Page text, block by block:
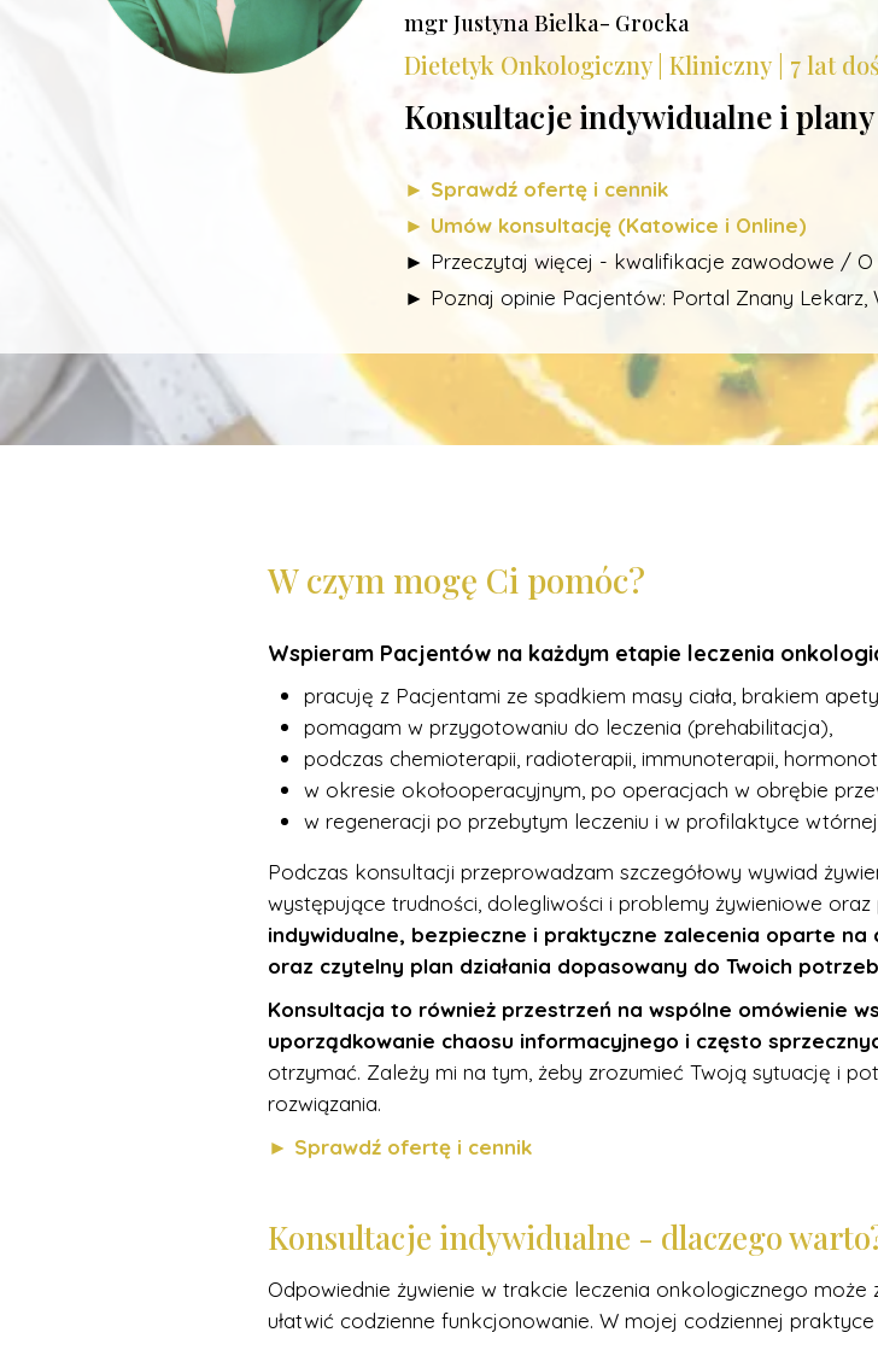
W czym mogę Ci pomóc?
Wspieram Pacjentów na każdym etapie leczenia
pracuję z Pacjentami ze spadkiem masy ciała, brakiem
pomagam w przygotowaniu do leczenia (prehabilitacja),
podczas chemioterapii, radioterapii, immunoterapii,
w okresie okołooperacyjnym, po operacjach w obrębie
w regeneracji po przebytym leczeniu i w profilaktyce
Podczas konsultacji przeprowadzam szczegółowy wywiad
występujące trudności, dolegliwości i problemy żywieniowe
indywidualne, bezpieczne i praktyczne zalecenia oparte na
oraz czytelny plan działania dopasowany do Twoich potrzeb
Konsultacja to również przestrzeń na wspólne omówienie
uporządkowanie chaosu informacyjnego i często
otrzymać. Zależy mi na tym, żeby zrozumieć Twoją sytuację i
rozwiązania.
► Sprawdź ofertę i cennik
Konsultacje indywidualne - dlaczego
Odpowiednie żywienie w trakcie leczenia onkologicznego
ułatwić codzienne funkcjonowanie. W mojej codziennej
mgr Justyna Bielka- Grocka
Dietetyk Onkologiczny | Kliniczny | 7 lat
Konsultacje indywidualne i
► Sprawdź ofertę i cennik
► Umów konsultację (Katowice i Online)
► Przeczytaj więcej - kwalifikacje zawodowe / O
► Poznaj opinie Pacjentów: Portal Znany Lekarz,